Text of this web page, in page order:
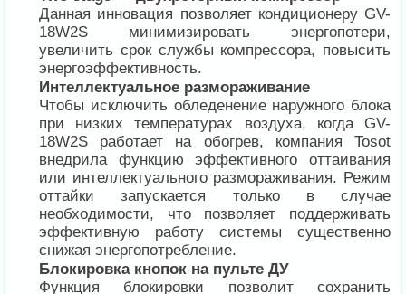
Данная инновация позволяет кондиционеру GV-
18W2S минимизировать энергопотери,
увеличить срок службы компрессора, повысить
энергоэффективность.
Интеллектуальное размораживание
Чтобы исключить обледенение наружного блока
при низких температурах воздуха, когда GV-
18W2S работает на обогрев, компания Tosot
внедрила функцию эффективного оттаивания
или интеллектуального размораживания. Режим
оттайки запускается только в случае
необходимости, что позволяет поддерживать
эффективную работу системы существенно
снижая энергопотребление.
Блокировка кнопок на пульте ДУ
Функция блокировки позволит сохранить